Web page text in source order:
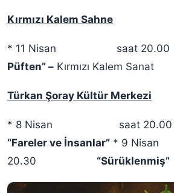
Kırmızı Kalem Sahne
* 11 Nisan saat
Püften” – Kırmızı Kalem Sanat
Türkan Şoray Kültür Merkezi
* 8 Nisan saat
“Fareler ve İnsanlar” * 9
20.30 “Sürüklenmiş”